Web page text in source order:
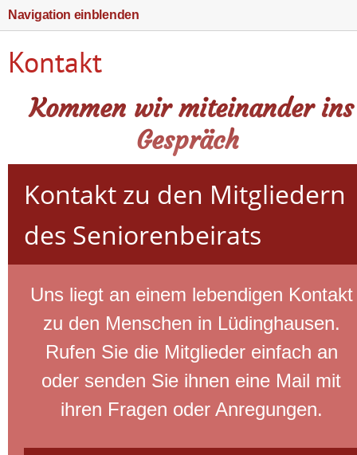
Navigation einblenden
Kontakt
Kommen wir miteinander ins
Gespräch
Kontakt zu den Mitgliedern
des Seniorenbeirats
Uns liegt an einem lebendigen Kontakt
zu den Menschen in Lüdinghausen.
Rufen Sie die Mitglieder einfach an
oder senden Sie ihnen eine Mail mit
ihren Fragen oder Anregungen.